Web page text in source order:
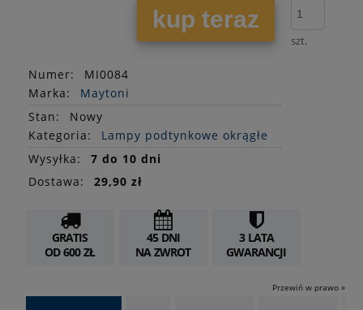
kup teraz
szt.
Numer:
MI0084
Marka:
Maytoni
Stan:
Nowy
Kategoria:
Lampy podtynkowe okrągłe
Wysyłka:
7 do 10 dni
Dostawa:
29,90 zł
GRATIS
OD 600 ZŁ
45 DNI
NA ZWROT
3 LATA
GWARANCJI
Przewiń w prawo »